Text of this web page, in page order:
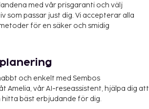
Centre - 4,8 km
- 58,7 km
med vår prisgaranti och välj
som passar just dig. Vi accepterar alla
för en säker och smidig
och enkelt med Sembos
Amelia, vår AI-reseassistent, hjälpa dig att
bäst erbjudande för dig.